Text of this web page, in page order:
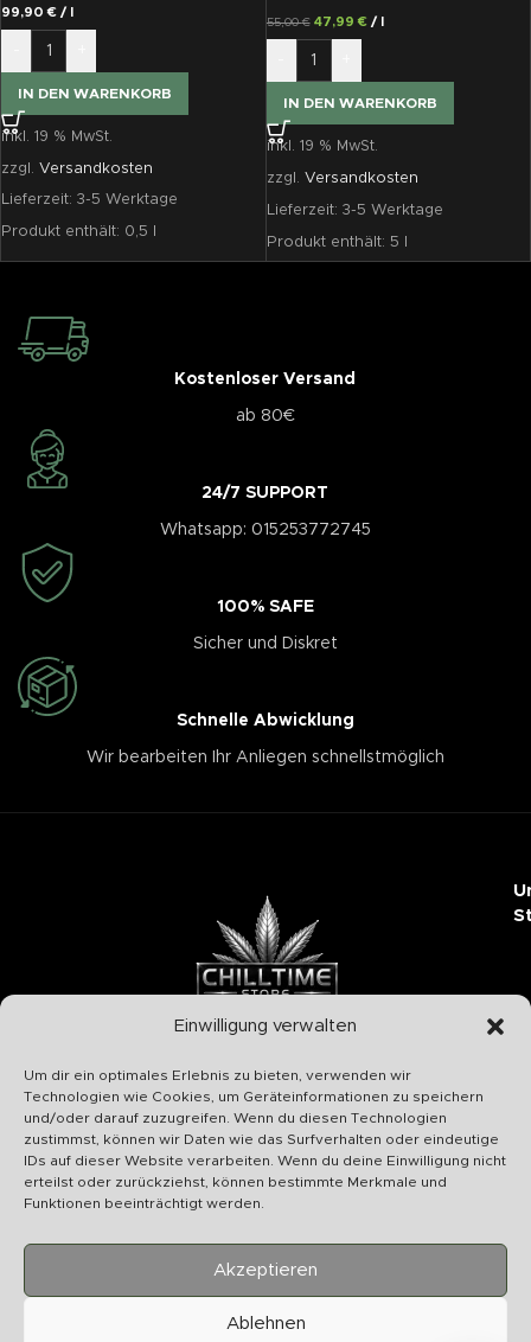
Einwilligung verwalten
Um dir ein optimales Erlebnis zu bieten, verwenden wir
Technologien wie Cookies, um Geräteinformationen zu speichern
und/oder darauf zuzugreifen. Wenn du diesen Technologien
zustimmst, können wir Daten wie das Surfverhalten oder eindeutige
IDs auf dieser Website verarbeiten. Wenn du deine Einwilligung nicht
erteilst oder zurückziehst, können bestimmte Merkmale und
Funktionen beeinträchtigt werden.
Akzeptieren
Ablehnen
99,90€ /
IN DEN WARENKORB
inkl. 19 % MwSt.
zzgl. Versandkosten
Lieferzeit: 3-5 Werktage
Produkt enthält: 0,5
55,00€ 47,99€/
IN DEN WARENKORB
inkl. 19 % MwSt.
zzgl. Versandkosten
Lieferzeit: 3-5 Werktage
Produkt enthält: 5
Kostenloser Versand
ab 80€
24/7 SUPPORT
Whatsapp: 015253772745
100% SAFE
Sicher und Diskret
Schnelle Abwicklung
Wir bearbeiten Ihr Anliegen schnellstmöglich
Chilltime Store
07331 4577974
Info@chilltime.de
Bahnhofstr. 19 73312 Geislingen